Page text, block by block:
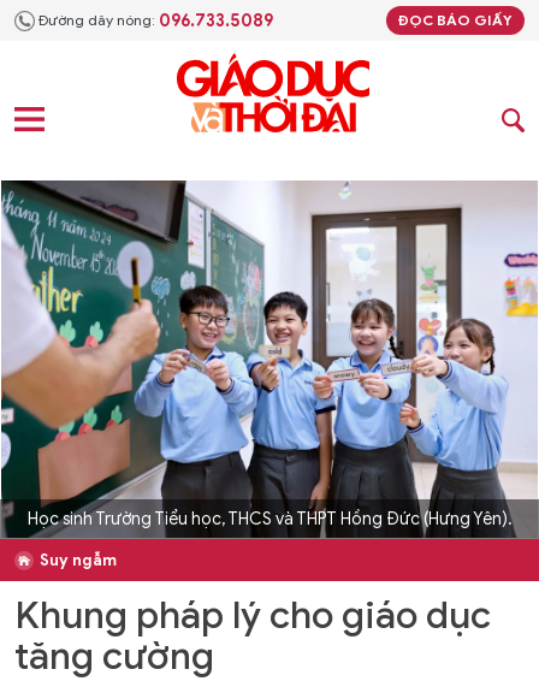
Đường dây nóng: 096.733.5089 ĐỌC BÁO GIẤY
Học sinh Trường Tiểu học, THCS và THPT Hồng Đức (Hưng Yên).
Suy ngẫm
Khung pháp lý cho giáo dục
tăng cường